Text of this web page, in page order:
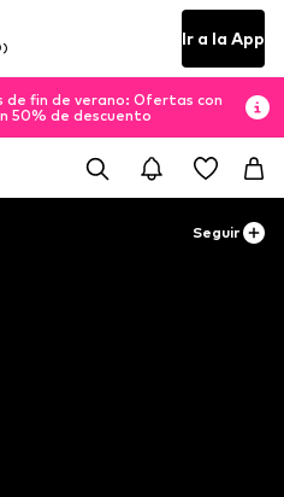
Ir a la App
de fin de verano: Ofertas con
50% de descuento
Seguir